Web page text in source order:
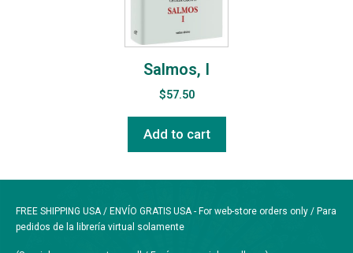
Salmos, I
$57.50
Add to cart
FREE SHIPPING USA / ENVÍO GRATIS USA - For web-store orders only / Para
pedidos de la librería virtual solamente